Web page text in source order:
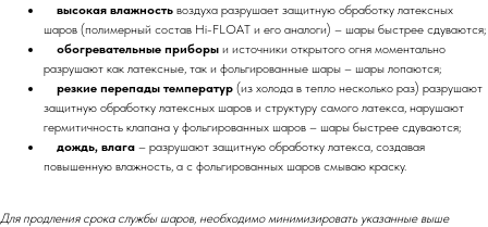
высокая влажность воздуха разрушает защитную обработку латексных
шаров (полимерный состав Hi-FLOAT и его аналоги) – шары быстрее сдуваются;
обогревательные приборы и источники открытого огня моментально
разрушают как латексные, так и фольгированные шары – шары лопаются;
резкие перепады температур (из холода в тепло несколько раз) разрушают
защитную обработку латексных шаров и структуру самого латекса, нарушают
гермитичность клапана у фольгированных шаров – шары быстрее сдуваются;
дождь, влага – разрушают защитную обработку латекса, создавая
повышенную влажность, а с фольгированных шаров смываю краску.
Для продления срока службы шаров, необходимо минимизировать указанные выше